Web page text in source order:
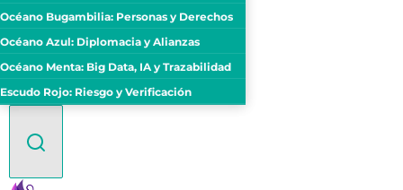
Océano Bugambilia: Personas y Derechos
Océano Azul: Diplomacia y Alianzas
Océano Menta: Big Data, IA y Trazabilidad
Escudo Rojo: Riesgo y Verificación